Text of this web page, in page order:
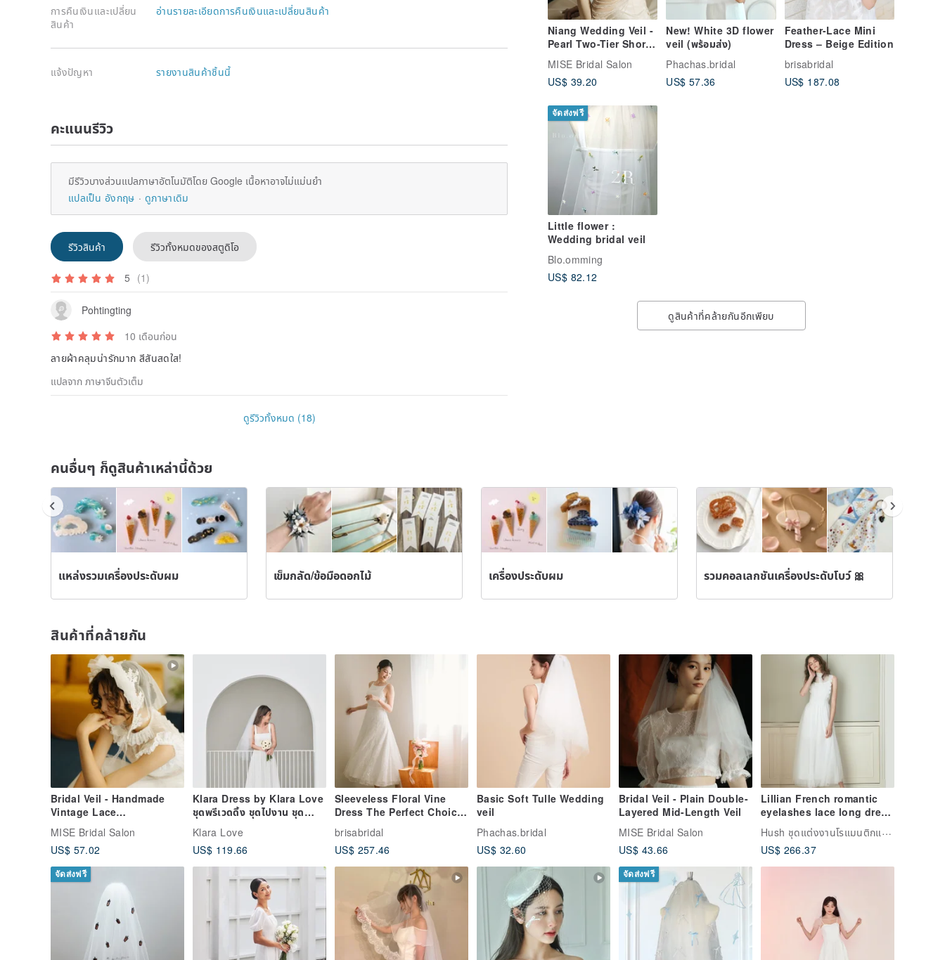
Niang Wedding Veil -
Pearl Two-Tier Short
Veil for Registry
Ceremonies
MISE Bridal Salon
US$ 39.20
New! White 3D flower
veil (พร้อมส่ง)
Phachas.bridal
US$ 57.36
Feather-Lace Mini
Dress – Beige Edition
brisabridal
US$ 187.08
จัดส่งฟรี
Little flower :
Wedding bridal veil
Blo.omming
US$ 82.12
ดูสินค้าที่คล้ายกันอีกเพียบ
การคืนเงินและเปลี่ยน
สินค้า
อ่านรายละเอียดการคืนเงินและเปลี่ยนสินค้า
แจ้งปัญหา รายงานสินค้าชิ้นนี้
คะแนนรีวิว
มีรีวิวบางส่วนแปลภาษาอัตโนมัติโดย Google เนื้อหาอาจไม่แม่นยำ
แปลเป็น อังกฤษ
ดูภาษาเดิม
รีวิวสินค้า รีวิวทั้งหมดของสตูดิโอ
5 (1)
Pohtingting
10 เดือนก่อน
ลายผ้าคลุมน่ารักมาก สีสันสดใส!
แปลจาก ภาษาจีนตัวเต็ม
ดูรีวิวทั้งหมด (18)
คนอื่นๆ ก็ดูสินค้าเหล่านี้ด้วย
แหล่งรวมเครื่องประดับผม เข็มกลัด/ข้อมือดอกไม้ เครื่องประดับผม รวมคอลเลกชันเครื่องประดับโบว์ 🎀
สินค้าที่คล้ายกัน
Bridal Veil - Handmade
Vintage Lace
Headpiece/Veil
MISE Bridal Salon
US$ 57.02
Klara Dress by Klara Love
ชุดพรีเวดดิ้ง ชุดไปงาน ชุด
แต่งงานมินิมอล
Klara Love
US$ 119.66
Sleeveless Floral Vine
Dress The Perfect Choice
for a Civil Wedding
brisabridal
US$ 257.46
Basic Soft Tulle Wedding
veil
Phachas.bridal
US$ 32.60
Bridal Veil - Plain Double-
Layered Mid-Length Veil
MISE Bridal Salon
US$ 43.66
Lillian French romantic
eyelashes lace long dress
light wedding dress,
Hush ชุดแต่งงานโรแมนติกแบบฝรั่งเศส
US$ 266.37
จัดส่งฟรี จัดส่งฟรี